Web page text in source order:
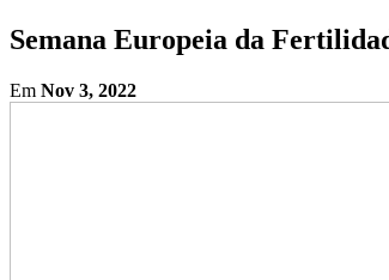
Semana Europeia da
Em Nov 3, 2022